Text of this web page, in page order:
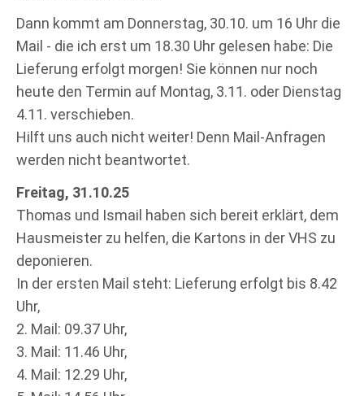
Dann kommt am Donnerstag, 30.10. um 16 Uhr die
Mail - die ich erst um 18.30 Uhr gelesen habe: Die
Lieferung erfolgt morgen! Sie können nur noch
heute den Termin auf Montag, 3.11. oder Dienstag
4.11. verschieben.
Hilft uns auch nicht weiter! Denn Mail-Anfragen
werden nicht beantwortet.
Freitag, 31.10.25
Thomas und Ismail haben sich bereit erklärt, dem
Hausmeister zu helfen, die Kartons in der VHS zu
deponieren.
In der ersten Mail steht: Lieferung erfolgt bis 8.42
Uhr,
2. Mail: 09.37 Uhr,
3. Mail: 11.46 Uhr,
4. Mail: 12.29 Uhr,